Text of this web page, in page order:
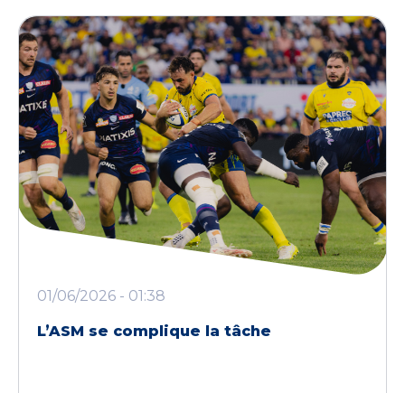
01/06/2026 - 01:38
L’ASM se complique la tâche